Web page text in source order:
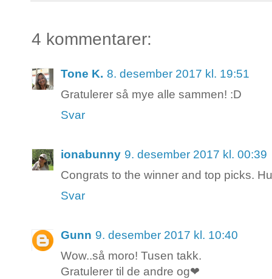
4 kommentarer:
Tone K. 8. desember 2017 kl. 19:51
Gratulerer så mye alle sammen! :D
Svar
ionabunny 9. desember 2017 kl. 00:39
Congrats to the winner and top picks.
Svar
Gunn 9. desember 2017 kl. 10:40
Wow..så moro! Tusen takk.
Gratulerer til de andre og❤